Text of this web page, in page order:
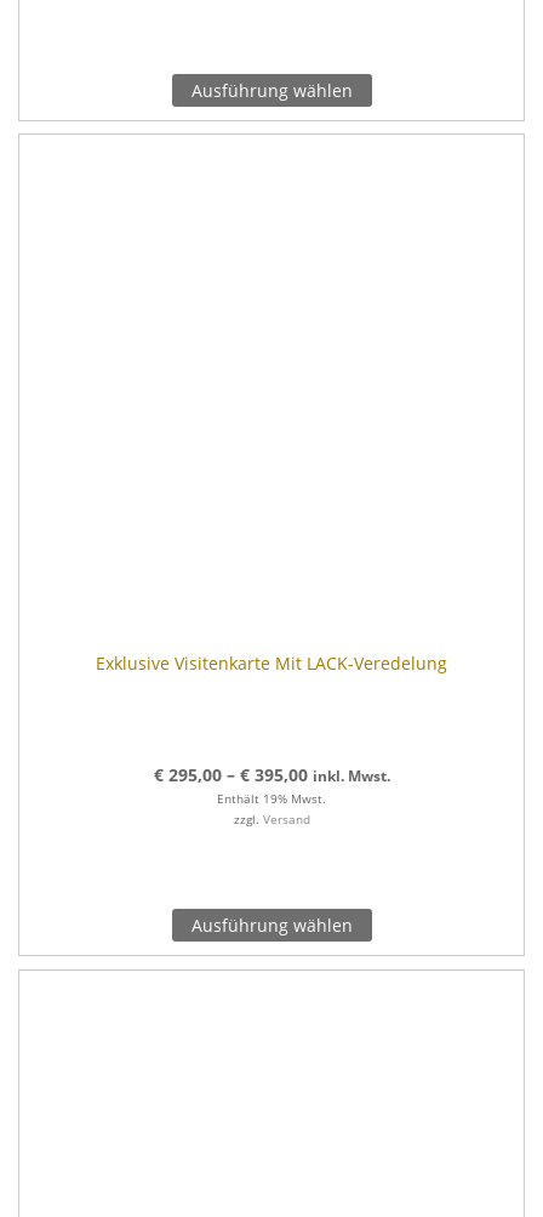
Ausführung wählen
Exklusive Visitenkarte Mit LACK-Veredelung
€295,00 – €395,00 inkl. Mwst.
Enthält 19% Mwst.
zzgl. Versand
Ausführung wählen